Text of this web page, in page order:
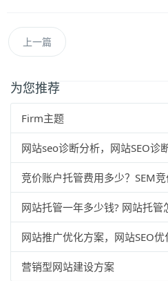
上一篇
为您推荐
Firm主题
网站seo诊断分析，网站SEO诊
竞价账户托管费用多少？SEM
网站托管一年多少钱? 网站托管
网站推广优化方案，网站SEO优
营销型网站建设方案